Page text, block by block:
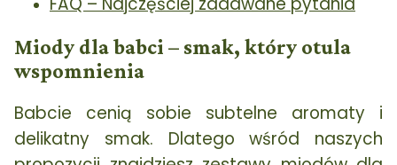
Miody dla babci – smak, który otula
wspomnienia
Babcie cenią sobie subtelne aromaty i
delikatny smak. Dlatego wśród naszych